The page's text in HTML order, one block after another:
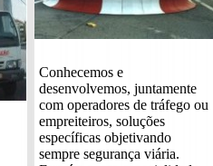
Conhecemos e
desenvolvemos, juntamente
com operadores de tráfego ou
empreiteiros, soluções
específicas objetivando
sempre segurança viária.